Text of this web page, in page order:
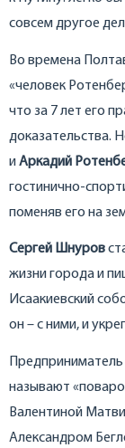
совсем другое
Во времена
«человек
что за 7 лет его
доказательства.
иАркадий
гостинично-
поменяв его на
Сергей Шнуров
жизни города и
Исаакиевский
он – с ними, и
Предприниматель
называют
Валентиной
Александром